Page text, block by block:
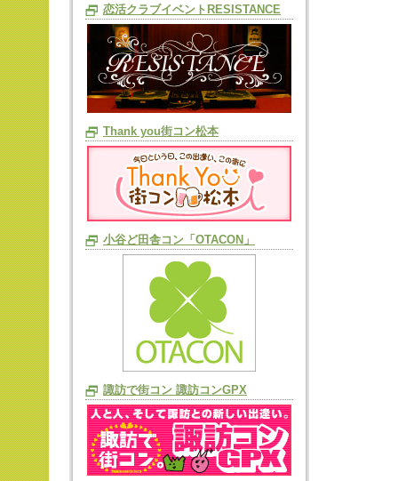
恋活クラブイベントRESISTANCE
Thank you街コン松本
小谷ど田舎コン「OTACON」
諏訪で街コン 諏訪コンGPX